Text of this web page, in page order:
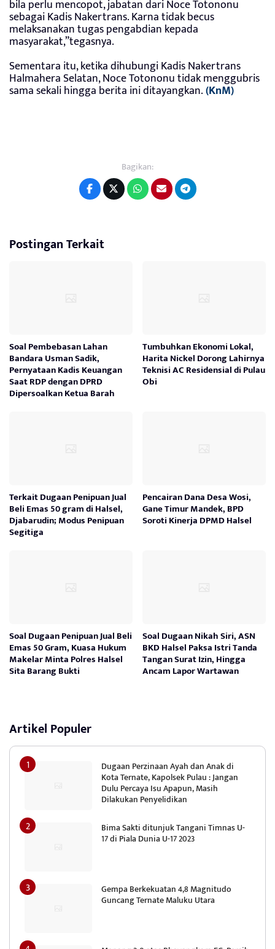
bila perlu mencopot, jabatan dari Noce Totononu
sebagai Kadis Nakertrans. Karna tidak becus
melaksanakan tugas pengabdian kepada
masyarakat,”tegasnya.
Sementara itu, ketika dihubungi Kadis Nakertrans
Halmahera Selatan, Noce Totononu tidak menggubris
sama sekali hingga berita ini ditayangkan.(KnM)
Bagikan:
Postingan Terkait
Soal Pembebasan Lahan
Bandara Usman Sadik,
Pernyataan Kadis Keuangan
Saat RDP dengan DPRD
Dipersoalkan Ketua Barah
Tumbuhkan Ekonomi Lokal,
Harita Nickel Dorong Lahirnya
Teknisi AC Residensial di Pulau
Obi
Terkait Dugaan Penipuan Jual
Beli Emas 50 gram di Halsel,
Djabarudin; Modus Penipuan
Segitiga
Pencairan Dana Desa Wosi,
Gane Timur Mandek, BPD
Soroti Kinerja DPMD Halsel
Soal Dugaan Penipuan Jual Beli
Emas 50 Gram, Kuasa Hukum
Makelar Minta Polres Halsel
Sita Barang Bukti
Soal Dugaan Nikah Siri, ASN
BKD Halsel Paksa Istri Tanda
Tangan Surat Izin, Hingga
Ancam Lapor Wartawan
Artikel Populer
Dugaan Perzinaan Ayah dan Anak di
Kota Ternate, Kapolsek Pulau : Jangan
Dulu Percaya Isu Apapun, Masih
Dilakukan Penyelidikan
Bima Sakti ditunjuk Tangani Timnas U-
17 di Piala Dunia U-17 2023
Gempa Berkekuatan 4,8 Magnitudo
Guncang Ternate Maluku Utara